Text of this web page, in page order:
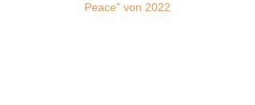
Peace" von 2022